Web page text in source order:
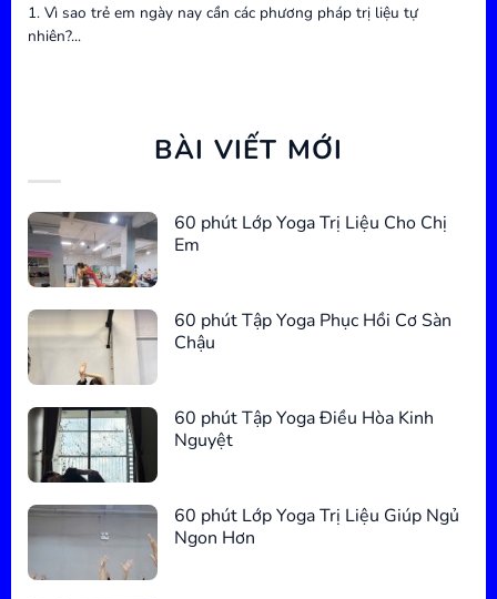
1. Vì sao trẻ em ngày nay cần các phương pháp trị liệu tự
nhiên?...
BÀI VIẾT MỚI
60 phút Lớp Yoga Trị Liệu Cho Chị
Em
60 phút Tập Yoga Phục Hồi Cơ Sàn
Chậu
60 phút Tập Yoga Điều Hòa Kinh
Nguyệt
60 phút Lớp Yoga Trị Liệu Giúp Ngủ
Ngon Hơn